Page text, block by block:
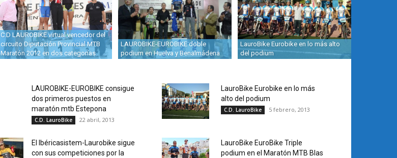
C.D LAUROBIKE virtual vencedor del
circuito Diputación Provincial MTB
Maratón 2012 en dos categorías
LAUROBIKE-EUROBIKE doble
podium en Huelva y Benalmádena
LauroBike Eurobike en lo más alto
del podium
LAUROBIKE-EUROBIKE consigue
dos primeros puestos en
maratón mtb Estepona
C.D. LauroBike 22 abril, 2013
LauroBike Eurobike en lo más
alto del podium
C.D. LauroBike 5 febrero, 2013
El Ibéricasistem-Laurobike sigue
con sus competiciones por la
LauroBike EuroBike Triple
podium en el Maratón MTB Blas